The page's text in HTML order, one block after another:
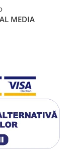
MEDIA